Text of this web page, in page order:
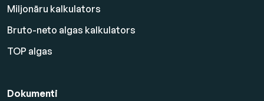
Miljonāru kalkulators
Bruto-neto algas kalkulators
TOP algas
Dokumenti